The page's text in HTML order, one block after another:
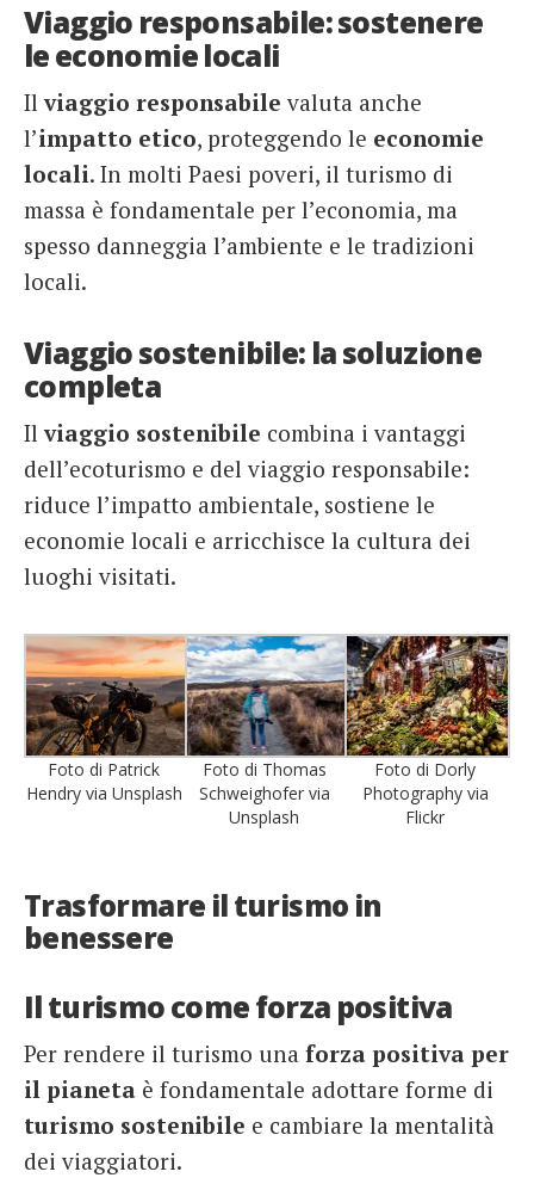
Viaggio responsabile: sostenere
le economie locali
Ilviaggio responsabile valuta anche
l’impatto etico, proteggendo le economie
locali. In molti Paesi poveri, il turismo di
massa è fondamentale per l’economia, ma
spesso danneggia l’ambiente e le tradizioni
locali.
Viaggio sostenibile: la soluzione
completa
Ilviaggio sostenibile combina i vantaggi
dell’ecoturismo e del viaggio responsabile:
riduce l’impatto ambientale, sostiene le
economie locali e arricchisce la cultura dei
luoghi visitati.
Foto di Patrick
Hendry via Unsplash
Foto di Thomas
Schweighofer via
Unsplash
Foto di Dorly
Photography via
Flickr
Trasformare il turismo in
benessere
Il turismo come forza positiva
Per rendere il turismo una forza positiva per
il pianeta è fondamentale adottare forme di
turismo sostenibile e cambiare la mentalità
dei viaggiatori.